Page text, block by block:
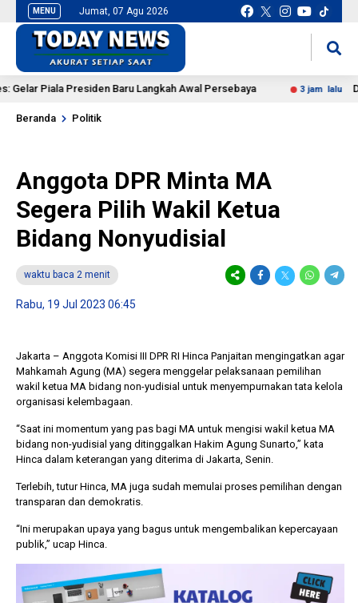
MENU Jumat, 07 Agu 2026
Piala Presiden Baru Langkah Awal Persebaya 3 jam lalu DPR
Beranda Politik
Anggota DPR Minta MA
Segera Pilih Wakil Ketua
Bidang Nonyudisial
waktu baca 2 menit
Rabu, 19 Jul 2023 06:45
Jakarta – Anggota Komisi III DPR RI Hinca Panjaitan mengingatkan agar
Mahkamah Agung (MA) segera menggelar pelaksanaan pemilihan
wakil ketua MA bidang non-yudisial untuk menyempurnakan tata kelola
organisasi kelembagaan.
“Saat ini momentum yang pas bagi MA untuk mengisi wakil ketua MA
bidang non-yudisial yang ditinggalkan Hakim Agung Sunarto,” kata
Hinca dalam keterangan yang diterima di Jakarta, Senin.
Terlebih, tutur Hinca, MA juga sudah memulai proses pemilihan dengan
transparan dan demokratis.
“Ini merupakan upaya yang bagus untuk mengembalikan kepercayaan
publik,” ucap Hinca.
1 tahun lalu
Banyak Gugatan di
Pilkada 2024, Legislator
Ragukan SDM Bawaslu
KPU
Keputusan